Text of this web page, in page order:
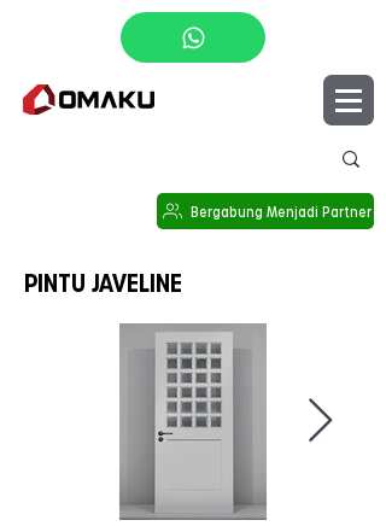
Bergabung Menjadi Partner
PINTU JAVELINE